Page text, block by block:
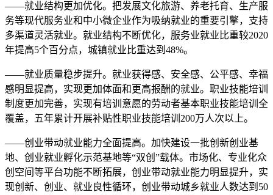
——就业结构更加优化。把发展文化旅游、养老托育、生产服
务等现代服务业和中小微企业作为吸纳就业的重要引擎，支持
多渠道灵活就业。就业结构不断优化，服务业就业比重较2020
年提高5个百分点，城镇就业比重达到48%。
——就业质量稳步提升。就业获得感、安全感、公平感、幸福
感明显提高，实现更加体面和更高报酬的就业。职业技能培训
制度更加完善，实现有培训意愿的劳动者基本职业技能培训全
覆盖，五年累计开展补贴性职业技能培训200万人次以上。
——创业带动就业能力全面提高。加快建设一批创新创业基
地、创业就业孵化示范基地等“双创”载体。市场化、专业化众
创空间等平台功能不断拓展，创业带动就业能力明显提升，实
现创新、创业、就业良性循环，创业带动城乡就业人数达到50